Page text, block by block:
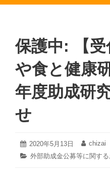
保護中: 【
や食と健康
年度助成研
せ
投
稿
2020年5月13日
2021
年
3
投
稿
chizai
カ
外部助成金公募等に関す